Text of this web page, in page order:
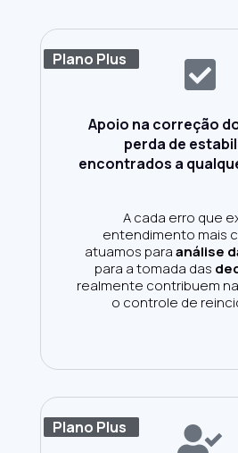
Apoio na correção
perda de
encontrados a
A cada erro que
entendimento mais
atuamos paraanálise
para a tomada das
realmente contribuem
o controle de
Plano Plus
Plano Plus